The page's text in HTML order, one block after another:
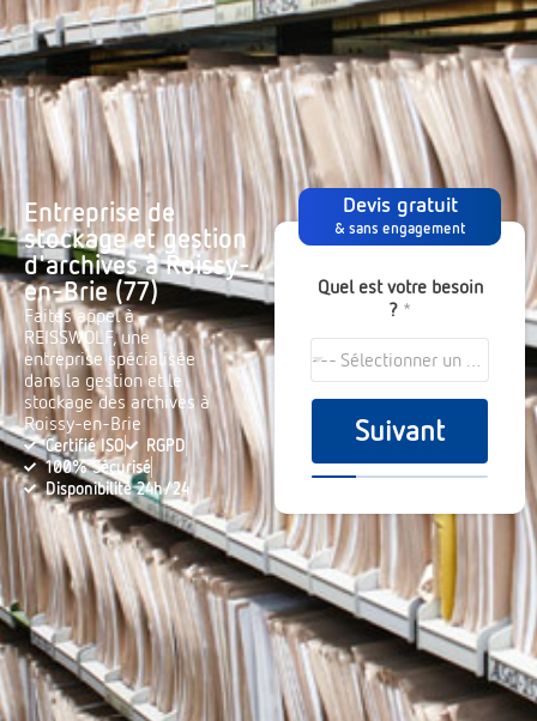
Entreprise de
stockage et gestion
d'archives à Roissy-
en-Brie (77)
Faites appel à
REISSWOLF, une
entreprise spécialisée
dans la gestion et le
stockage des archives à
Roissy-en-Brie
Certifié ISO
RGPD
100% Sécurisé
Disponibilité 24h/24
Devis gratuit
& sans engagement
Quel est votre besoin
? *
Suivant